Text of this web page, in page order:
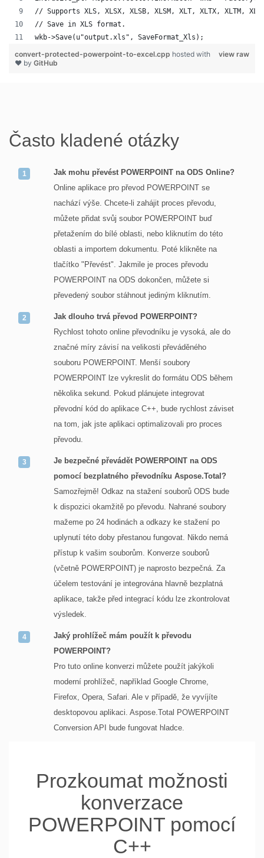
// Supports XLS, XLSX, XLSB, XLSM, XLT, XLTX, XLTM,
// Save in XLS format.
wkb->Save(u"output.xls", SaveFormat_Xls);
view raw
convert-protected-powerpoint-to-excel.cpp hosted with
❤ by GitHub
Často kladené otázky
Jak mohu převést POWERPOINT na ODS Online?
Online aplikace pro převod POWERPOINT se
nachází výše. Chcete-li zahájit proces převodu,
můžete přidat svůj soubor POWERPOINT buď
přetažením do bílé oblasti, nebo kliknutím do této
oblasti a importem dokumentu. Poté klikněte na
tlačítko "Převést". Jakmile je proces převodu
POWERPOINT na ODS dokončen, můžete si
převedený soubor stáhnout jediným kliknutím.
Jak dlouho trvá převod POWERPOINT?
Rychlost tohoto online převodníku je vysoká, ale do
značné míry závisí na velikosti převáděného
souboru POWERPOINT. Menší soubory
POWERPOINT lze vykreslit do formátu ODS během
několika sekund. Pokud plánujete integrovat
převodní kód do aplikace C++, bude rychlost záviset
na tom, jak jste aplikaci optimalizovali pro proces
převodu.
Je bezpečné převádět POWERPOINT na ODS
pomocí bezplatného převodníku Aspose.Total?
Samozřejmě! Odkaz na stažení souborů ODS bude
k dispozici okamžitě po převodu. Nahrané soubory
mažeme po 24 hodinách a odkazy ke stažení po
uplynutí této doby přestanou fungovat. Nikdo nemá
přístup k vašim souborům. Konverze souborů
(včetně POWERPOINT) je naprosto bezpečná. Za
účelem testování je integrována hlavně bezplatná
aplikace, takže před integrací kódu lze zkontrolovat
výsledek.
Jaký prohlížeč mám použít k převodu
POWERPOINT?
Pro tuto online konverzi můžete použít jakýkoli
moderní prohlížeč, například Google Chrome,
Firefox, Opera, Safari. Ale v případě, že vyvíjíte
desktopovou aplikaci. Aspose.Total POWERPOINT
Conversion API bude fungovat hladce.
Prozkoumat možnosti
konverzace
POWERPOINT pomocí
C++